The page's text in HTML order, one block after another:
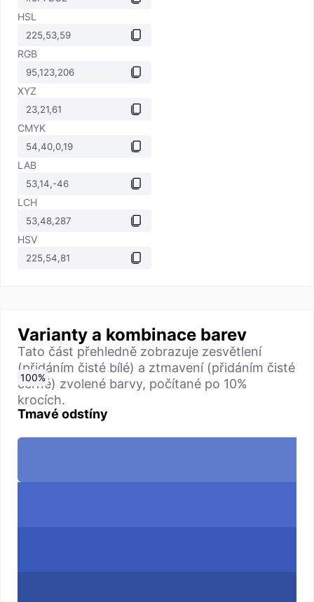
HSL
RGB
XYZ
CMYK
LAB
LCH
HSV
Varianty a kombinace barev
Tato část přehledně zobrazuje zesvětlení
(přidáním čisté bílé) a ztmavení (přidáním čisté
černé) zvolené barvy, počítané po 10%
krocích.
Tmavé odstíny
0%
10%
20%
30%
40%
50%
60%
70%
80%
90%
100%